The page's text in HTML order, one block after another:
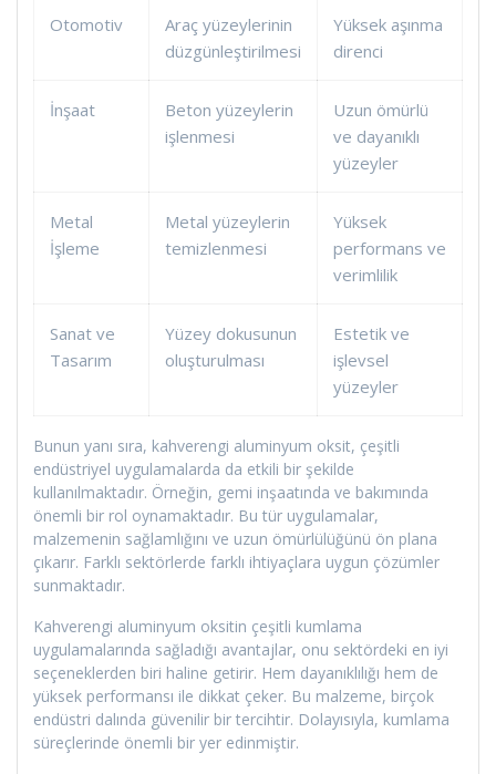
Otomotiv
Araç yüzeylerinin
düzgünleştirilmesi
Yüksek aşınma
direnci
İnşaat
Beton yüzeylerin
işlenmesi
Uzun ömürlü
ve dayanıklı
yüzeyler
Metal
İşleme
Metal yüzeylerin
temizlenmesi
Yüksek
performans ve
verimlilik
Sanat ve
Tasarım
Yüzey dokusunun
oluşturulması
Estetik ve
işlevsel
yüzeyler
Bunun yanı sıra, kahverengi aluminyum oksit, çeşitli
endüstriyel uygulamalarda da etkili bir şekilde
kullanılmaktadır. Örneğin, gemi inşaatında ve bakımında
önemli bir rol oynamaktadır. Bu tür uygulamalar,
malzemenin sağlamlığını ve uzun ömürlülüğünü ön plana
çıkarır. Farklı sektörlerde farklı ihtiyaçlara uygun çözümler
sunmaktadır.
Kahverengi aluminyum oksitin çeşitli kumlama
uygulamalarında sağladığı avantajlar, onu sektördeki en iyi
seçeneklerden biri haline getirir. Hem dayanıklılığı hem de
yüksek performansı ile dikkat çeker. Bu malzeme, birçok
endüstri dalında güvenilir bir tercihtir. Dolayısıyla, kumlama
süreçlerinde önemli bir yer edinmiştir.